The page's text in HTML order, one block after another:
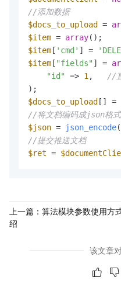
//添加数据
$docs_to_upload
=
$item = array
$item [ 'cmd' ] =
$item [ "fields" ] =
"id"
=> 1, //
$docs_to_upload [] =
//将文档编码成json格式
$json = json_encode(
//提交推送文档
$ret =
上一篇： 算法模块参数使用方
绍
该文章